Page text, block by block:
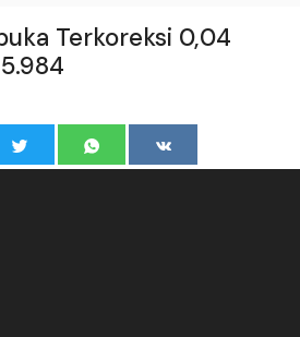
Terkoreksi 0,04